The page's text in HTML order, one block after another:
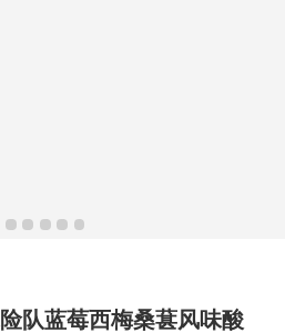
队蓝莓西梅桑葚风味酸